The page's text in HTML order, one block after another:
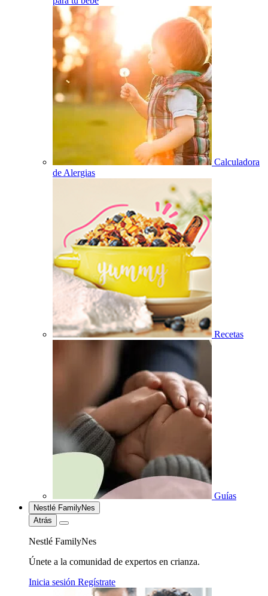
Calculadora
de Alergias
Recetas
Guías
Nestlé FamilyNes
Atrás
Nestlé FamilyNes
Únete a la comunidad de expertos en crianza.
Inicia sesión Regístrate